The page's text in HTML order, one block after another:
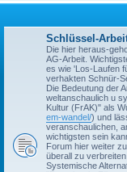
Schlüssel-
Die hier heraus-
AG-Arbeit.
es wie 'Los-Laufen
verhakten Schnür-
Die Bedeutung der
weltanschaulich u
Kultur (FrAK)" als
em-wandel/) und
veranschaulichen,
wichtigsten sein
Forum hier weiter
überall zu
Systemische